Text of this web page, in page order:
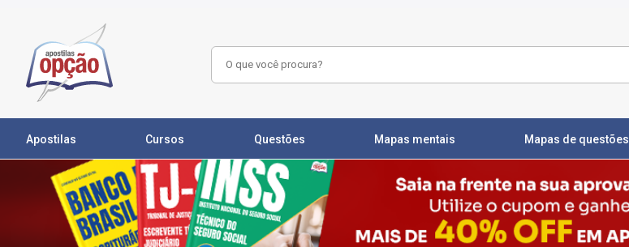
Apostilas Cursos Questões Mapas mentais Mapas de questões